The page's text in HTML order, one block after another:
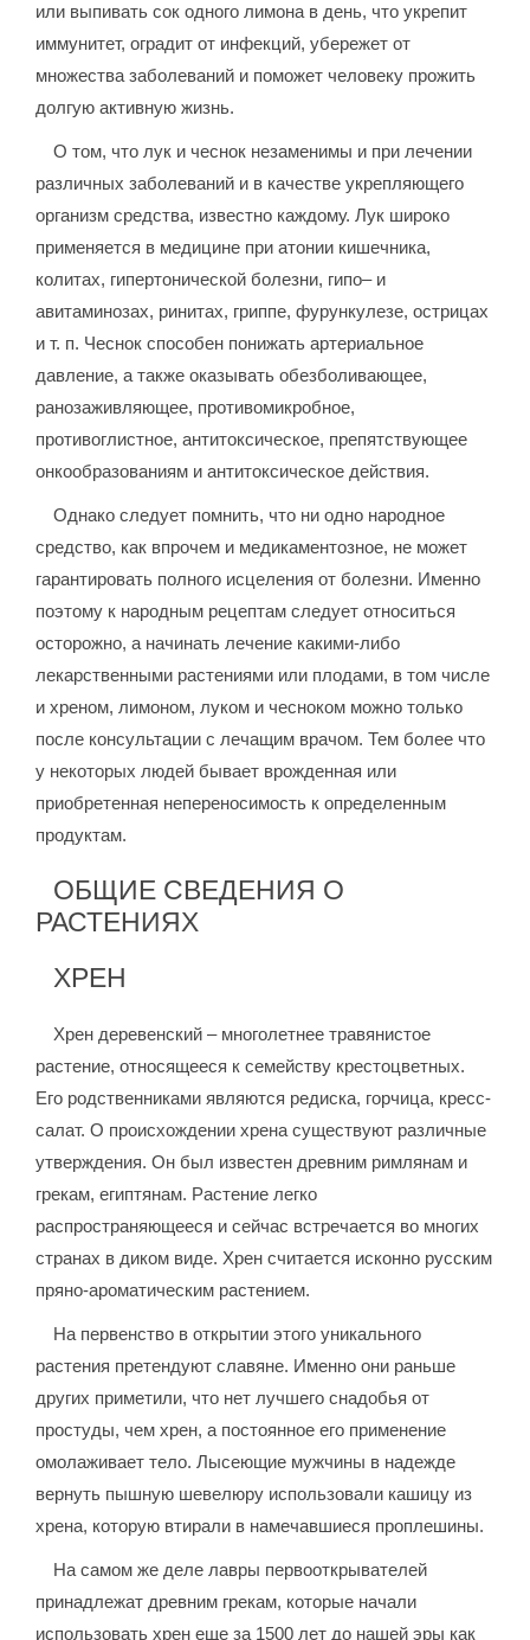
или выпивать сок одного лимона в день, что укрепит
иммунитет, оградит от инфекций, убережет от
множества заболеваний и поможет человеку прожить
долгую активную жизнь.
О том, что лук и чеснок незаменимы и при лечении
различных заболеваний и в качестве укрепляющего
организм средства, известно каждому. Лук широко
применяется в медицине при атонии кишечника,
колитах, гипертонической болезни, гипо– и
авитаминозах, ринитах, гриппе, фурункулезе, острицах
и т. п. Чеснок способен понижать артериальное
давление, а также оказывать обезболивающее,
ранозаживляющее, противомикробное,
противоглистное, антитоксическое, препятствующее
онкообразованиям и антитоксическое действия.
Однако следует помнить, что ни одно народное
средство, как впрочем и медикаментозное, не может
гарантировать полного исцеления от болезни. Именно
поэтому к народным рецептам следует относиться
осторожно, а начинать лечение какими-либо
лекарственными растениями или плодами, в том числе
и хреном, лимоном, луком и чесноком можно только
после консультации с лечащим врачом. Тем более что
у некоторых людей бывает врожденная или
приобретенная непереносимость к определенным
продуктам.
ОБЩИЕ СВЕДЕНИЯ О
РАСТЕНИЯХ
ХРЕН
Хрен деревенский – многолетнее травянистое
растение, относящееся к семейству крестоцветных.
Его родственниками являются редиска, горчица, кресс-
салат. О происхождении хрена существуют различные
утверждения. Он был известен древним римлянам и
грекам, египтянам. Растение легко
распространяющееся и сейчас встречается во многих
странах в диком виде. Хрен считается исконно русским
пряно-ароматическим растением.
На первенство в открытии этого уникального
растения претендуют славяне. Именно они раньше
других приметили, что нет лучшего снадобья от
простуды, чем хрен, а постоянное его применение
омолаживает тело. Лысеющие мужчины в надежде
вернуть пышную шевелюру использовали кашицу из
хрена, которую втирали в намечавшиеся проплешины.
На самом же деле лавры первооткрывателей
принадлежат древним грекам, которые начали
использовать хрен еще за 1500 лет до нашей эры как